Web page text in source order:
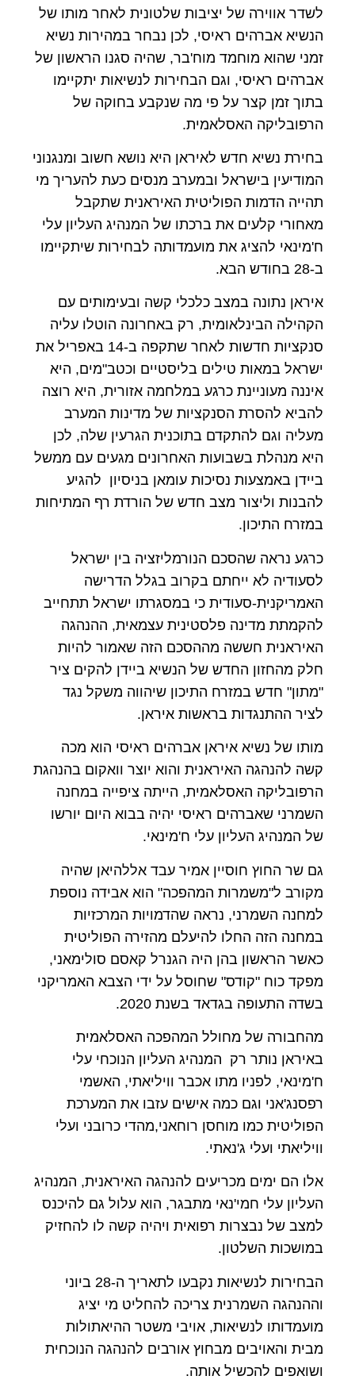
לשדר אווירה של יציבות שלטונית לאחר מותו של
הנשיא אברהים ראיסי, לכן נבחר במהירות נשיא
זמני שהוא מוחמד מוח'בר, שהיה סגנו הראשון של
אברהים ראיסי, וגם הבחירות לנשיאות יתקיימו
בתוך זמן קצר על פי מה שנקבע בחוקה של
הרפובליקה האסלאמית.
בחירת נשיא חדש לאיראן היא נושא חשוב ומנגנוני
המודיעין בישראל ובמערב מנסים כעת להעריך מי
תהייה הדמות הפוליטית האיראנית שתקבל
מאחורי קלעים את ברכתו של המנהיג העליון עלי
ח'מינאי להציג את מועמדותה לבחירות שיתקיימו
ב-28 בחודש הבא.
איראן נתונה במצב כלכלי קשה ובעימותים עם
הקהילה הבינלאומית, רק באחרונה הוטלו עליה
סנקציות חדשות לאחר שתקפה ב-14 באפריל את
ישראל במאות טילים בליסטיים וכטב"מים, היא
איננה מעוניינת כרגע במלחמה אזורית, היא רוצה
להביא להסרת הסנקציות של מדינות המערב
מעליה וגם להתקדם בתוכנית הגרעין שלה, לכן
היא מנהלת בשבועות האחרונים מגעים עם ממשל
ביידן באמצעות נסיכות עומאן בניסיון להגיע
להבנות וליצור מצב חדש של הורדת רף המתיחות
במזרח התיכון.
כרגע נראה שהסכם הנורמליזציה בין ישראל
לסעודיה לא ייחתם בקרוב בגלל הדרישה
האמריקנית-סעודית כי במסגרתו ישראל תתחייב
להקמתת מדינה פלסטינית עצמאית, ההנהגה
האיראנית חששה מההסכם הזה שאמור להיות
חלק מהחזון החדש של הנשיא ביידן להקים ציר
"מתון" חדש במזרח התיכון שיהווה משקל נגד
לציר ההתנגדות בראשות איראן.
מותו של נשיא איראן אברהים ראיסי הוא מכה
קשה להנהגה האיראנית והוא יוצר וואקום בהנהגת
הרפובליקה האסלאמית, הייתה ציפייה במחנה
השמרני שאברהים ראיסי יהיה בבוא היום יורשו
של המנהיג העליון עלי ח'מינאי.
גם שר החוץ חוסיין אמיר עבד אללהיאן שהיה
מקורב ל"משמרות המהפכה" הוא אבידה נוספת
למחנה השמרני, נראה שהדמויות המרכזיות
במחנה הזה החלו להיעלם מהזירה הפוליטית
כאשר הראשון בהן היה הגנרל קאסם סולימאני,
מפקד כוח "קודס" שחוסל על ידי הצבא האמריקני
בשדה התעופה בגדאד בשנת 2020.
מהחבורה של מחולל המהפכה האסלאמית
באיראן נותר רק המנהיג העליון הנוכחי עלי
ח'מינאי, לפניו מתו אכבר וויליאתי, האשמי
רפסנג'אני וגם כמה אישים עזבו את המערכת
הפוליטית כמו מוחסן רוחאני,מהדי כרובני ועלי
וויליאתי ועלי ג'נאתי.
אלו הם ימים מכריעים להנהגה האיראנית, המנהיג
העליון עלי חמי'נאי מתבגר, הוא עלול גם להיכנס
למצב של נבצרות רפואית ויהיה קשה לו להחזיק
במושכות השלטון.
הבחירות לנשיאות נקבעו לתאריך ה-28 ביוני
וההנהגה השמרנית צריכה להחליט מי יציג
מועמדותו לנשיאות, אויבי משטר ההיאתולות
מבית והאויבים מבחוץ אורבים להנהגה הנוכחית
ושואפים להכשיל אותה.